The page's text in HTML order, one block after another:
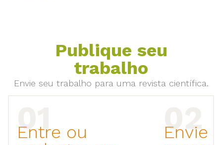
Publique seu
trabalho
Envie seu trabalho para uma revista científica.
Entre ou
Envie